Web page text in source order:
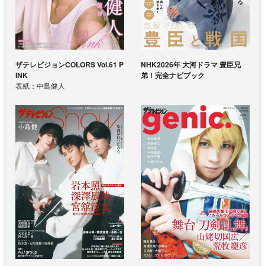
ザテレビジョンCOLORS Vol.61 P
INK
表紙：中島健人
NHK2026年 大河ドラマ 豊臣兄
弟！完全ナビブック